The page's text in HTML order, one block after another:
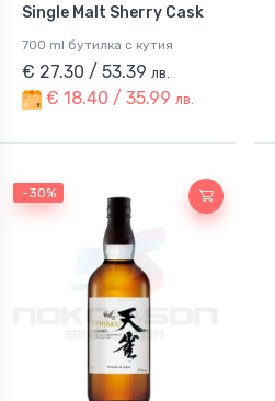
Single Malt Sherry Cask
700 ml бутилка с кутия
€ 27.30 / 53.39 лв.
€ 18.40 / 35.99 лв.
-30%